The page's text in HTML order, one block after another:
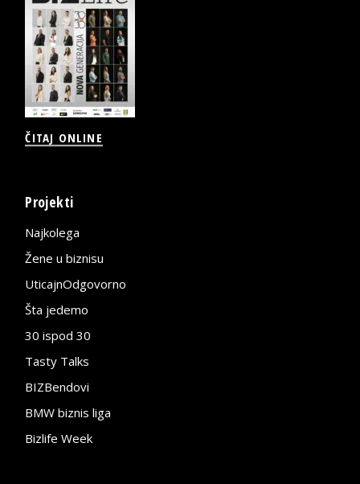
ČITAJ ONLINE
Projekti
Najkolega
Žene u biznisu
UticajnOdgovorno
Šta jedemo
30 ispod 30
Tasty Talks
BIZBendovi
BMW biznis liga
Bizlife Week